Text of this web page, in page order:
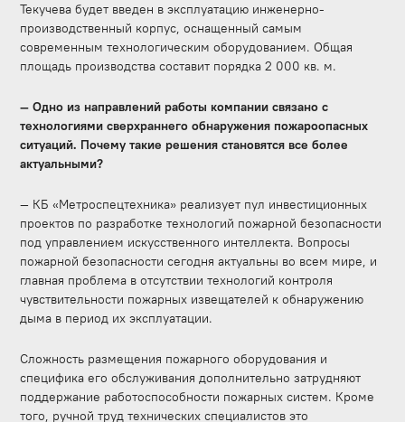
Текучева будет введен в эксплуатацию инженерно-
производственный корпус, оснащенный самым
современным технологическим оборудованием. Общая
площадь производства составит порядка 2 000 кв. м.
— Одно из направлений работы компании связано с
технологиями сверхраннего обнаружения пожароопасных
ситуаций. Почему такие решения становятся все более
актуальными?
— КБ «Метроспецтехника» реализует пул инвестиционных
проектов по разработке технологий пожарной безопасности
под управлением искусственного интеллекта. Вопросы
пожарной безопасности сегодня актуальны во всем мире, и
главная проблема в отсутствии технологий контроля
чувствительности пожарных извещателей к обнаружению
дыма в период их эксплуатации.
Сложность размещения пожарного оборудования и
специфика его обслуживания дополнительно затрудняют
поддержание работоспособности пожарных систем. Кроме
того, ручной труд технических специалистов это